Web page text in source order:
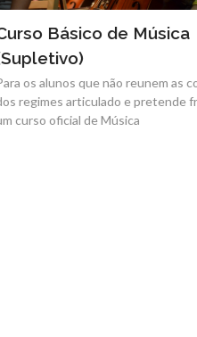
Curso Secundário de
(Supletivo)
A conclusão de um Curso
Especializado de nível
dependente da aprovação em